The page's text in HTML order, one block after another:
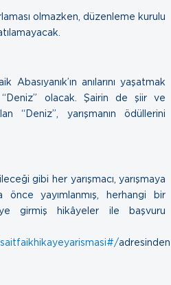
olmazken, düzenleme kurulu
anılarını yaşatmak
“Deniz” olacak. Şairin de şiir ve
“Deniz”, yarışmanın ödüllerini
gibi her yarışmacı, yarışmaya
yayımlanmış, herhangi bir
girmiş hikâyeler ile başvuru
adresinden